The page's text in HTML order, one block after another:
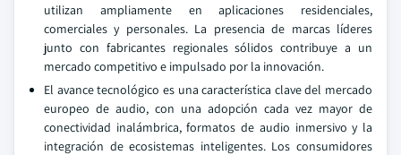
utilizan ampliamente en aplicaciones residenciales,
comerciales y personales. La presencia de marcas líderes
junto con fabricantes regionales sólidos contribuye a un
mercado competitivo e impulsado por la innovación.
El avance tecnológico es una característica clave del mercado
europeo de audio, con una adopción cada vez mayor de
conectividad inalámbrica, formatos de audio inmersivo y la
integración de ecosistemas inteligentes. Los consumidores